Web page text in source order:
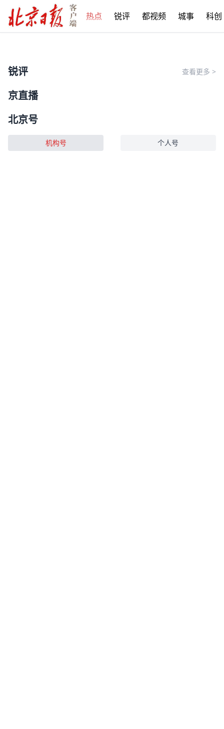
热点 锐评 都视频 城事 科创
锐评 查看更多 >
京直播
北京号
机构号 个人号